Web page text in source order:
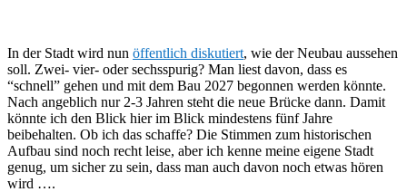
In der Stadt wird nun öffentlich diskutiert, wie der Neubau aussehen
soll. Zwei- vier- oder sechsspurig? Man liest davon, dass es
“schnell” gehen und mit dem Bau 2027 begonnen werden könnte.
Nach angeblich nur 2-3 Jahren steht die neue Brücke dann. Damit
könnte ich den Blick hier im Blick mindestens fünf Jahre
beibehalten. Ob ich das schaffe? Die Stimmen zum historischen
Aufbau sind noch recht leise, aber ich kenne meine eigene Stadt
genug, um sicher zu sein, dass man auch davon noch etwas hören
wird ….